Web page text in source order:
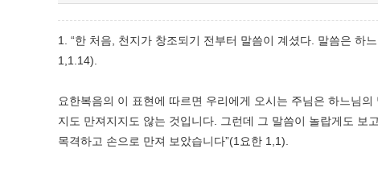
1. “한 처음, 천지가 창조되기 전부터 말씀이 계셨다. 말씀은
1,1.14).
요한복음의 이 표현에 따르면 우리에게 오시는 주님은 하느님
지도 만져지지도 않는 것입니다. 그런데 그 말씀이 놀랍게도 보
목격하고 손으로 만져 보았습니다”(1요한 1,1).